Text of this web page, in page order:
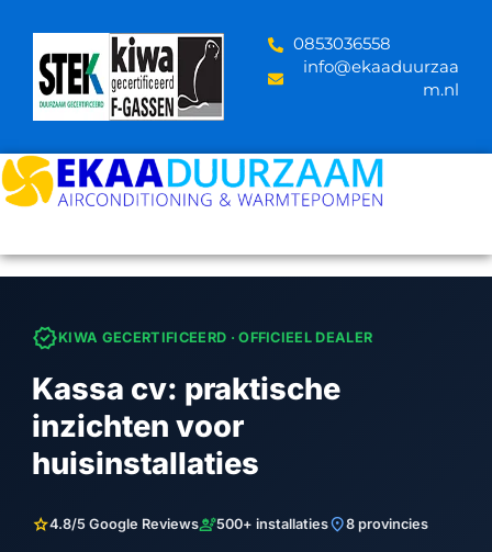
content
‪0853036558
info@ekaaduurzaa
m.nl
verifiedKIWA GECERTIFICEERD · OFFICIEEL DEALER
Kassa cv: praktische
inzichten voor
huisinstallaties
star4.8/5 Google Reviewsengineering500+ installatieslocation_on8 provincies